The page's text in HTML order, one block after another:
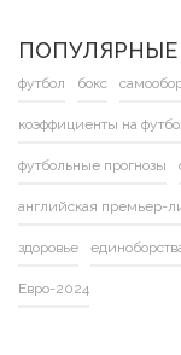
ПОПУЛЯРНЫЕ
футбол бокс
коэффициенты на
футбольные прогнозы
английская премьер-
здоровье
Евро-2024